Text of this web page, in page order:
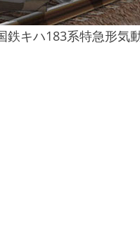
鉄キハ183系特急形気